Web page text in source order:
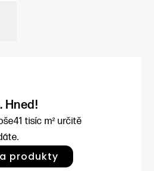
Hned!
41 tisíc m² určitě
produkty